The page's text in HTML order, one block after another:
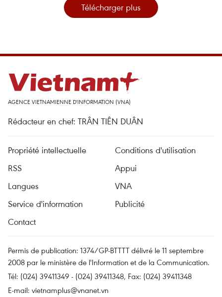
Télécharger plus
AGENCE VIETNAMIENNE D'INFORMATION (VNA)
Rédacteur en chef: TRÂN TIÊN DUÂN
Propriété intellectuelle
Conditions d'utilisation
RSS
Appui
Langues
VNA
Service d'information
Publicité
Contact
Permis de publication: 1374/GP-BTTTT délivré le 11 septembre
2008 par le ministère de l'Information et de la Communication.
Tél: (024) 39411349 - (024) 39411348, Fax: (024) 39411348
E-mail: vietnamplus@vnanet.vn